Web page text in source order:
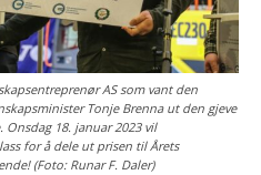
AS som vant den
Tonje Brenna ut den gjeve
18. januar 2023 vil
for å dele ut prisen til Årets
(Foto: Runar F. Daler)